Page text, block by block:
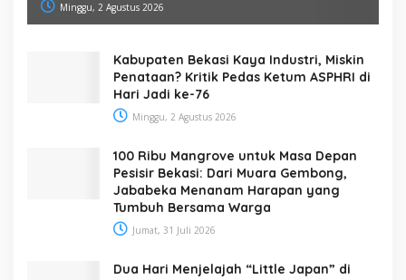
Minggu, 2 Agustus 2026
Kabupaten Bekasi Kaya Industri, Miskin
Penataan? Kritik Pedas Ketum ASPHRI di
Hari Jadi ke-76
Minggu, 2 Agustus 2026
100 Ribu Mangrove untuk Masa Depan
Pesisir Bekasi: Dari Muara Gembong,
Jababeka Menanam Harapan yang
Tumbuh Bersama Warga
Jumat, 31 Juli 2026
Dua Hari Menjelajah “Little Japan” di